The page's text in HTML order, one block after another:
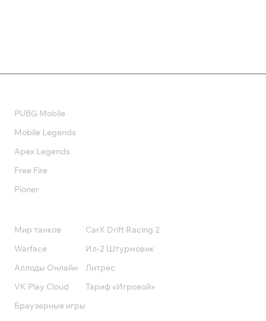
PUBG Mobile
Mobile Legends
Apex Legends
Free Fire
Pioner
Мир танков
Warface
Аллоды Онлайн
VK Play Cloud
Браузерные игры
CarX Drift Racing 2
Ил-2 Штурмовик
Литрес
Тариф «Игровой»